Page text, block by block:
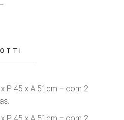
P 45 x A 51cm – com 2